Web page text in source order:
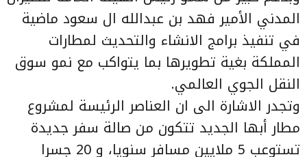
المدني الأمير فهد بن عبدالله ال سعود ماضية
في تنفيذ برامج الانشاء والتحديث لمطارات
المملكة بغية تطويرها بما يتواكب مع نمو سوق
النقل الجوي العالمي.
وتجدر الاشارة الى ان العناصر الرئيسة لمشروع
مطار أبها الجديد تتكون من صالة سفر جديدة
تستوعب 5 ملايين مسافر سنويا، و 20 جسرا